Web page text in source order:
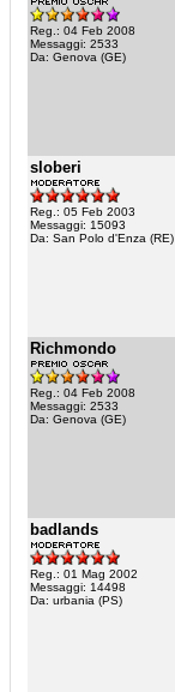
Reg.: 04 Feb 2008
Messaggi: 2533
Da: Genova (GE)
sloberi
Reg.: 05 Feb 2003
Messaggi: 15093
Da: San Polo d'Enza (RE)
Richmondo
Reg.: 04 Feb 2008
Messaggi: 2533
Da: Genova (GE)
badlands
Reg.: 01 Mag 2002
Messaggi: 14498
Da: urbania (PS)